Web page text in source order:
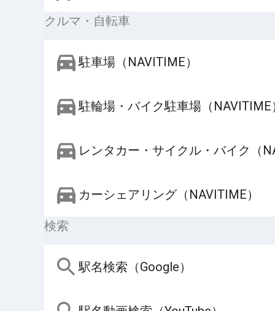
クルマ・自転車
駐車場（NAVITIME）
駐輪場・バイク駐車場（NAVITIME
レンタカー・サイクル・バイク（
カーシェアリング（NAVITIME）
検索
駅名検索（Google）